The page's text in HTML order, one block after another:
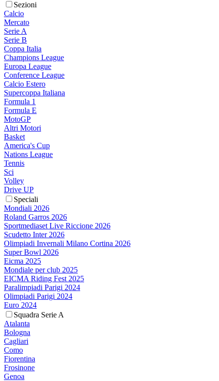
Sezioni
Calcio
Mercato
Serie A
Serie B
Coppa Italia
Champions League
Europa League
Conference League
Calcio Estero
Supercoppa Italiana
Formula 1
Formula E
MotoGP
Altri Motori
Basket
America's Cup
Nations League
Tennis
Sci
Volley
Drive UP
Speciali
Mondiali 2026
Roland Garros 2026
Sportmediaset Live Riccione 2026
Scudetto Inter 2026
Olimpiadi Invernali Milano Cortina 2026
Super Bowl 2026
Eicma 2025
Mondiale per club 2025
EICMA Riding Fest 2025
Paralimpiadi Parigi 2024
Olimpiadi Parigi 2024
Euro 2024
Squadra Serie A
Atalanta
Bologna
Cagliari
Como
Fiorentina
Frosinone
Genoa